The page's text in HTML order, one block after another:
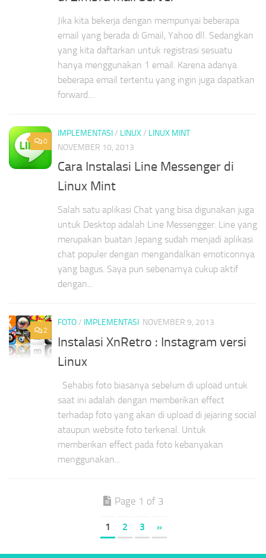
Jika kita bekerja dengan mempunyai beberapa
email yang berada di Gmail, Yahoo dll. Sedangkan
yang kita daftarkan untuk registrasi sesuatu
hanya menggunakan 1 email. Karena adanya
beberapa email tertentu yang ingin juga dapatkan
forward....
0
IMPLEMENTASI/ LINUX/ LINUX MINT
NOVEMBER 10, 2013
Cara Instalasi Line Messenger di
Linux Mint
Salah satu aplikasi Chat yang bisa digunakan juga
untuk Desktop adalah Line Messengger. Line yang
merupakan buatan Jepang sudah menjadi aplikasi
chat populer dengan mengandalkan emoticonnya
yang bagus. Saya pun sebenarnya cukup aktif
dengan...
2
FOTO/ IMPLEMENTASI NOVEMBER 9, 2013
Instalasi XnRetro : Instagram versi
Linux
Sehabis foto biasanya sebelum di upload untuk
saat ini adalah dengan memberikan effect
terhadap foto yang akan di upload di jejaring social
ataupun website foto terkenal. Untuk
memberikan effect pada foto kebanyakan
menggunakan...
Page 1 of 3
1 2 3 »